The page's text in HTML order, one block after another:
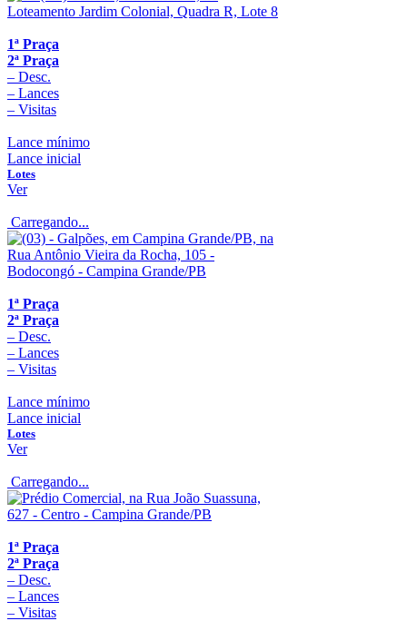
1ª Praça
2ª Praça
– Desc.
– Lances
– Visitas
Lance mínimo
Lance inicial
Lotes
Ver
Carregando...
1ª Praça
2ª Praça
– Desc.
– Lances
– Visitas
Lance mínimo
Lance inicial
Lotes
Ver
Carregando...
1ª Praça
2ª Praça
– Desc.
– Lances
– Visitas